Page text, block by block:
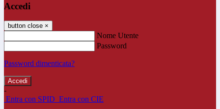
Accedi
button close ×
Nome Utente
Password
Password dimenticata?
-
Entra con SPID Entra con CIE